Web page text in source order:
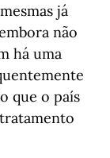
já
não
há uma
que o país